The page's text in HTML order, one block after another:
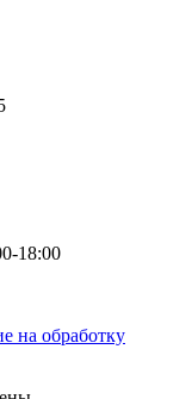
18:00
на обработку